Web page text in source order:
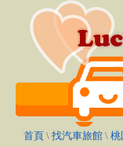
首頁 \ 找汽車旅館 \ 桃